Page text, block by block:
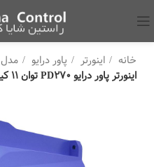
خانه اینورتر پاور درایو
مدل PD270
اینورتر پاور درایو PD270 توان 11 کیلووات سه فاز